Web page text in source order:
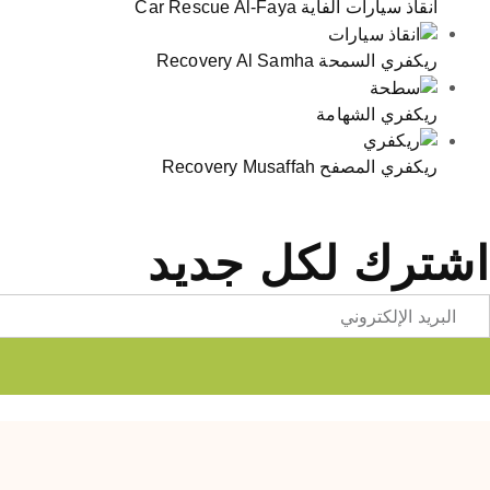
انقاذ سيارات الفاية Car Rescue Al-Faya
ريكفري السمحة Recovery Al Samha
ريكفري الشهامة
ريكفري المصفح Recovery Musaffah
اشترك لكل جديد